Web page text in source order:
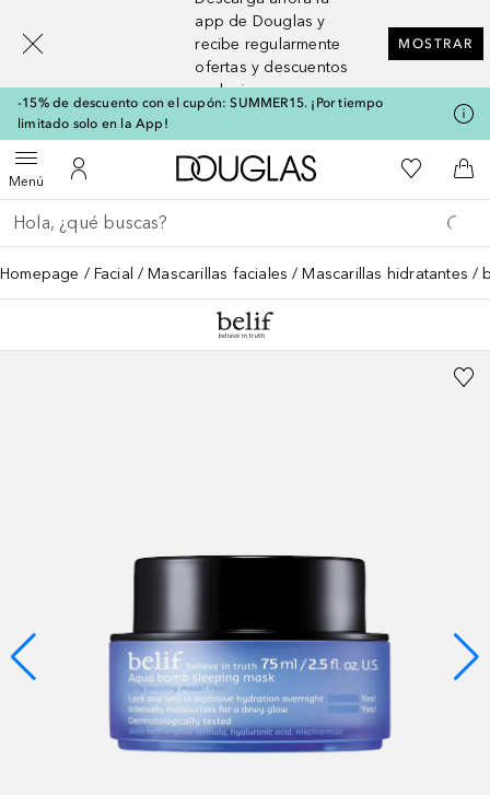
app de Douglas y
recibe regularmente
ofertas y descuentos
exclusivos
MOSTRAR
-15% de descuento con el cupón: SUMMER15. ¡Por tiempo
limitado solo en la App!
MenúAbrir menúMi cuenta
A Douglas HomeMi lista de
A
Regresar
Ejecutar búsqueda
Homepage Facial Mascarillas faciales Mascarillas hidratantes
[navigation.slideout.screenreader]